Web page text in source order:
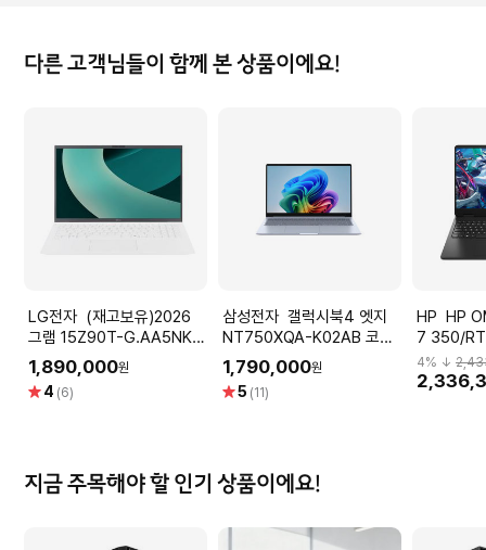
다른 고객님들이 함께 본 상품이에요!
LG전자 (재고보유)2026
그램 15Z90T-G.AA5NK
(Intel
Ultra5/16GB/256GB/39.6cm(15.6)
FHD IPS/Win11/에센스화이
1,890,000원
별 4 (6)
삼성전자 갤럭시북4 엣지
NT750XQA-K02AB 코파
일럿 AI 노트북 프로 포토샵
영상편집
1,790,000원
별5 (11)
HP HP OMEN 16 AMD AI
7 350/
5060/
인기 게이
4% ↓
지금 주목해야 할 인기 상품이에요!